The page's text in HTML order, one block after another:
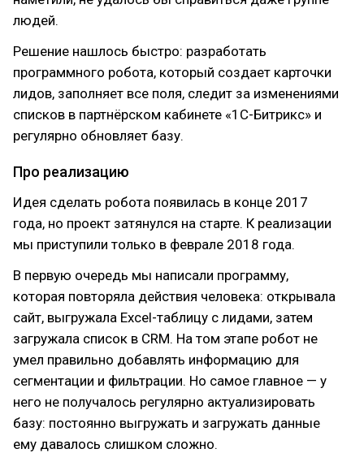
людей.
Решение нашлось быстро: разработать
программного робота, который создает карточки
лидов, заполняет все поля, следит за изменениями
списков в партнёрском кабинете «1С-Битрикс» и
регулярно обновляет базу.
Про реализацию
Идея сделать робота появилась в конце 2017
года, но проект затянулся на старте. К реализации
мы приступили только в феврале 2018 года.
В первую очередь мы написали программу,
которая повторяла действия человека: открывала
сайт, выгружала Excel-таблицу с лидами, затем
загружала список в CRM. На том этапе робот не
умел правильно добавлять информацию для
сегментации и фильтрации. Но самое главное — у
него не получалось регулярно актуализировать
базу: постоянно выгружать и загружать данные
ему давалось слишком сложно.